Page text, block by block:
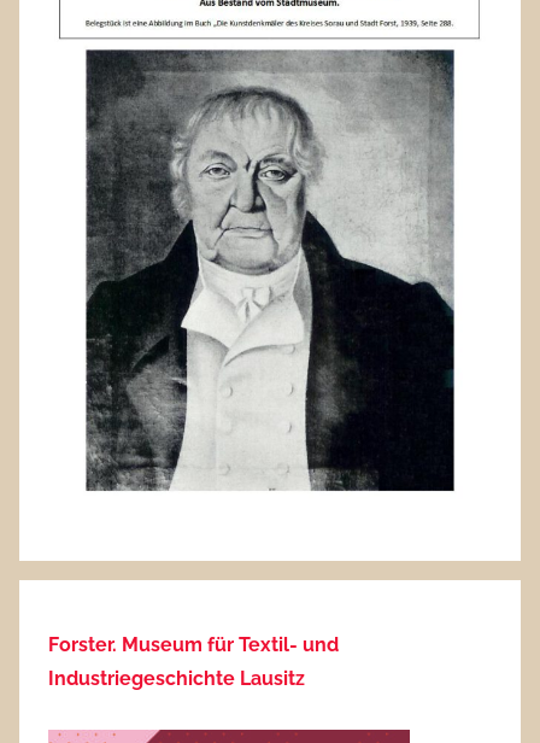
Forster. Museum für Textil- und
Industriegeschichte Lausitz